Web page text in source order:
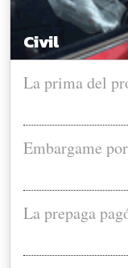
Civil
La prima del
Embargame
La prepaga